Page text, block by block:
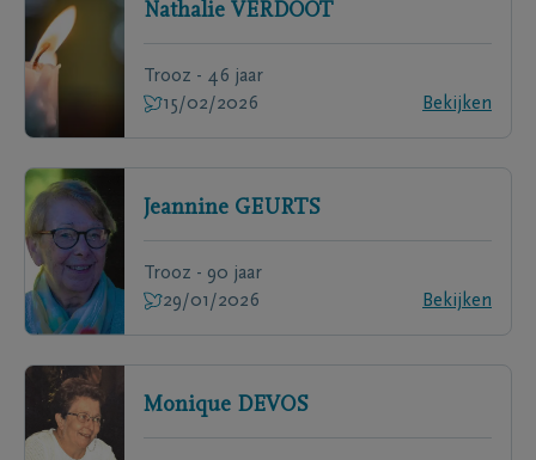
Nathalie VERDOOT
Trooz - 46 jaar
15/02/2026
Bekijken
Jeannine GEURTS
Trooz - 90 jaar
29/01/2026
Bekijken
Monique DEVOS